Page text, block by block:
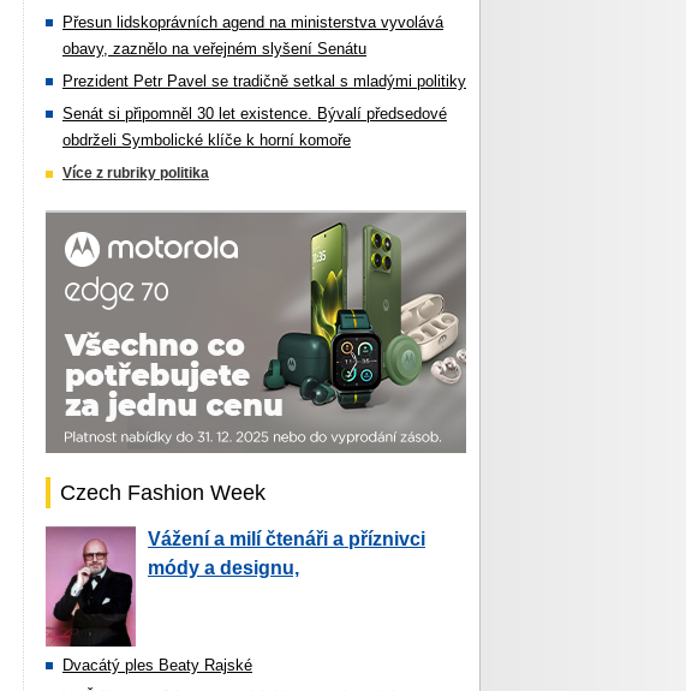
Přesun lidskoprávních agend na ministerstva vyvolává
obavy, zaznělo na veřejném slyšení Senátu
Prezident Petr Pavel se tradičně setkal s mladými politiky
Senát si připomněl 30 let existence. Bývalí předsedové
obdrželi Symbolické klíče k horní komoře
Více z rubriky politika
Czech Fashion Week
Vážení a milí čtenáři a příznivci
módy a designu,
Dvacátý ples Beaty Rajské